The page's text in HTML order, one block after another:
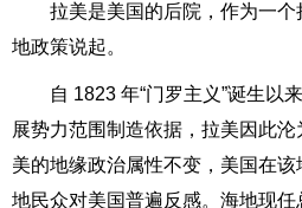
拉美是美国的后院，作为一
地政策说起。
自 1823 年“门罗主义”诞生以
展势力范围制造依据，拉美因此
美的地缘政治属性不变，美国在
地民众对美国普遍反感。海地现